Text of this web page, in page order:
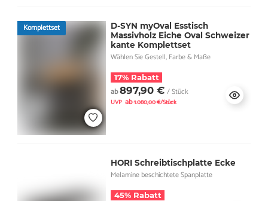
Komplettset
D-SYN myOval Esstisch
Massivholz Eiche Oval Schweizer
kante Komplettset
Wählen Sie Gestell, Farbe & Maße
17% Rabatt
ab897,90 € / Stück
UVP ab1.080,00 €/Stück
HORI Schreibtischplatte Ecke
Melamine beschichtete Spanplatte
45% Rabatt